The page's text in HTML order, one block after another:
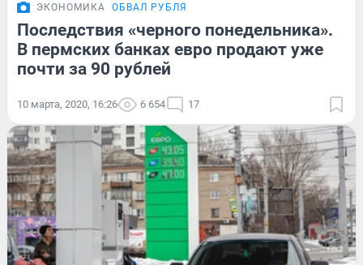
ЭКОНОМИКА ОБВАЛ РУБЛЯ
Последствия «черного понедельника».
В пермских банках евро продают уже
почти за 90 рублей
10 марта, 2020, 16:26 6 654 17